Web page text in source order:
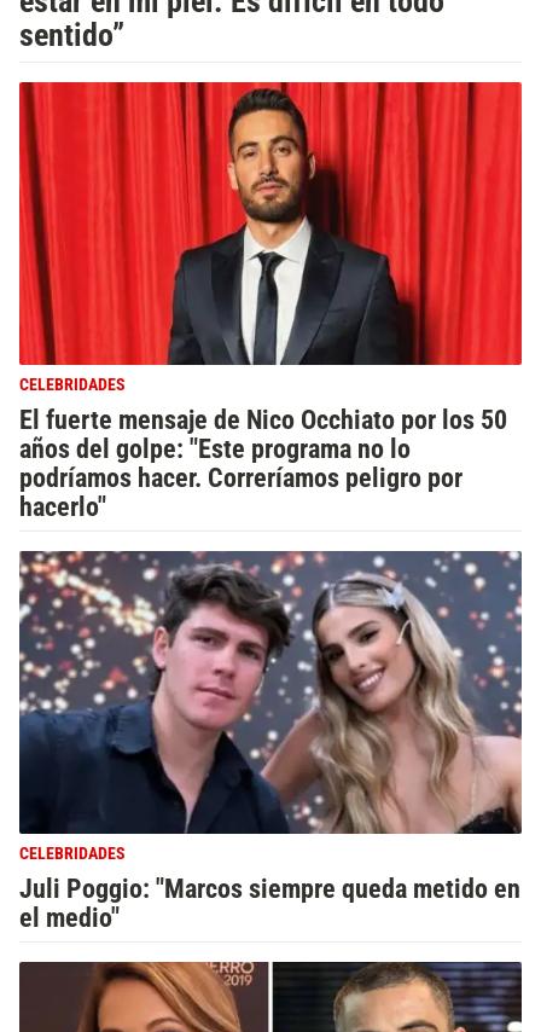
sentido”
CELEBRIDADES
El fuerte mensaje de Nico Occhiato por los 50
años del golpe: "Este programa no lo
podríamos hacer. Correríamos peligro por
hacerlo"
CELEBRIDADES
Juli Poggio: "Marcos siempre queda metido en
el medio"